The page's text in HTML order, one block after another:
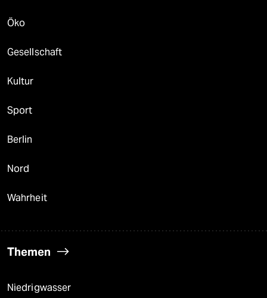
Öko
Gesellschaft
Kultur
Sport
Berlin
Nord
Wahrheit
Themen
Niedrigwasser